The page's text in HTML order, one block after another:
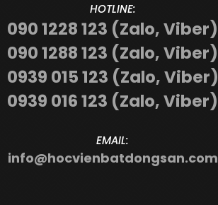
HOTLINE:
090 1228 123 (Zalo, Viber)
090 1288 123 (Zalo, Viber)
0939 015 123 (Zalo, Viber)
0939 016 123 (Zalo, Viber)
EMAIL:
info@hocvienbatdongsan.com